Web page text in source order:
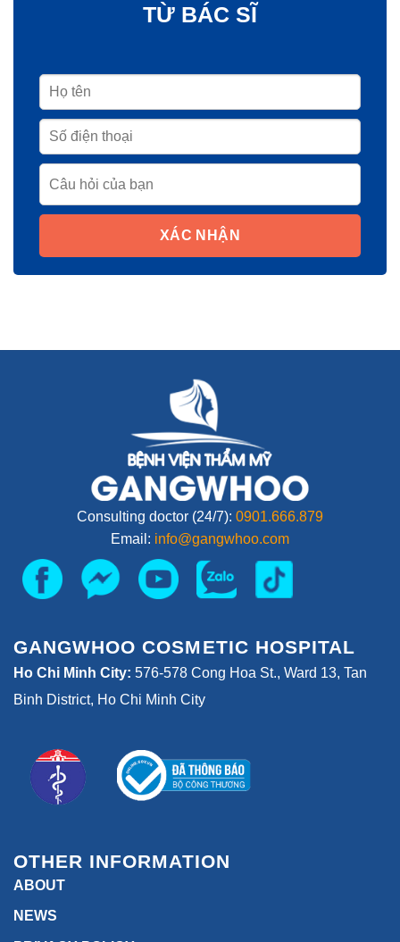
TỪ BÁC SĨ
XÁC NHẬN
Consulting doctor (24/7): 0901.666.879
Email: info@gangwhoo.com
GANGWHOO COSMETIC HOSPITAL
Ho Chi Minh City: 576-578 Cong Hoa St., Ward 13, Tan
Binh District, Ho Chi Minh City
OTHER INFORMATION
ABOUT
NEWS